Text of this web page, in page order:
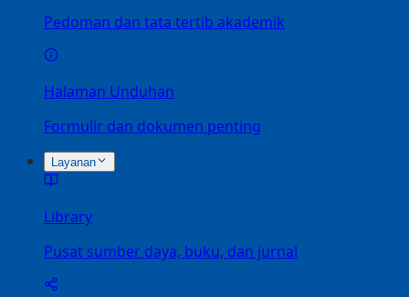
Pedoman dan tata tertib akademik
Halaman Unduhan
Formulir dan dokumen penting
Layanan
Library
Pusat sumber daya, buku, dan jurnal